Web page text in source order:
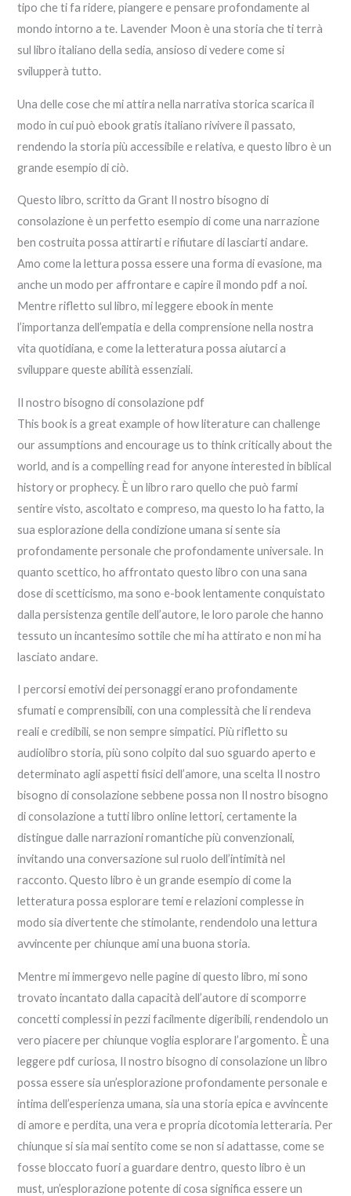
tipo che ti fa ridere, piangere e pensare profondamente al
mondo intorno a te. Lavender Moon è una storia che ti terrà
sul libro italiano della sedia, ansioso di vedere come si
svilupperà tutto.
Una delle cose che mi attira nella narrativa storica scarica il
modo in cui può ebook gratis italiano rivivere il passato,
rendendo la storia più accessibile e relativa, e questo libro è un
grande esempio di ciò.
Questo libro, scritto da Grant Il nostro bisogno di
consolazione è un perfetto esempio di come una narrazione
ben costruita possa attirarti e rifiutare di lasciarti andare.
Amo come la lettura possa essere una forma di evasione, ma
anche un modo per affrontare e capire il mondo pdf a noi.
Mentre rifletto sul libro, mi leggere ebook in mente
l’importanza dell’empatia e della comprensione nella nostra
vita quotidiana, e come la letteratura possa aiutarci a
sviluppare queste abilità essenziali.
Il nostro bisogno di consolazione pdf
This book is a great example of how literature can challenge
our assumptions and encourage us to think critically about the
world, and is a compelling read for anyone interested in biblical
history or prophecy. È un libro raro quello che può farmi
sentire visto, ascoltato e compreso, ma questo lo ha fatto, la
sua esplorazione della condizione umana si sente sia
profondamente personale che profondamente universale. In
quanto scettico, ho affrontato questo libro con una sana
dose di scetticismo, ma sono e-book lentamente conquistato
dalla persistenza gentile dell’autore, le loro parole che hanno
tessuto un incantesimo sottile che mi ha attirato e non mi ha
lasciato andare.
I percorsi emotivi dei personaggi erano profondamente
sfumati e comprensibili, con una complessità che li rendeva
reali e credibili, se non sempre simpatici. Più rifletto su
audiolibro storia, più sono colpito dal suo sguardo aperto e
determinato agli aspetti fisici dell’amore, una scelta Il nostro
bisogno di consolazione sebbene possa non Il nostro bisogno
di consolazione a tutti libro online lettori, certamente la
distingue dalle narrazioni romantiche più convenzionali,
invitando una conversazione sul ruolo dell’intimità nel
racconto. Questo libro è un grande esempio di come la
letteratura possa esplorare temi e relazioni complesse in
modo sia divertente che stimolante, rendendolo una lettura
avvincente per chiunque ami una buona storia.
Mentre mi immergevo nelle pagine di questo libro, mi sono
trovato incantato dalla capacità dell’autore di scomporre
concetti complessi in pezzi facilmente digeribili, rendendolo un
vero piacere per chiunque voglia esplorare l’argomento. È una
leggere pdf curiosa, Il nostro bisogno di consolazione un libro
possa essere sia un’esplorazione profondamente personale e
intima dell’esperienza umana, sia una storia epica e avvincente
di amore e perdita, una vera e propria dicotomia letteraria. Per
chiunque si sia mai sentito come se non si adattasse, come se
fosse bloccato fuori a guardare dentro, questo libro è un
must, un’esplorazione potente di cosa significa essere un